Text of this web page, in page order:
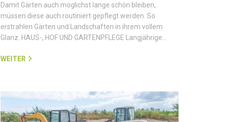
Damit Gärten auch möglichst lange schön bleiben,
müssen diese auch routiniert gepflegt werden. So
erstrahlen Gärten und Landschaften in ihrem vollem
Glanz. HAUS-, HOF UND GARTENPFLEGE Langjährige…
WEITER